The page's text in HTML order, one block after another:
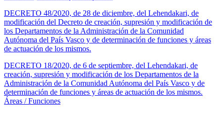
DECRETO 48/2020, de 28 de diciembre, del Lehendakari, de
modificación del Decreto de creación, supresión y modificación de
los Departamentos de la Administración de la Comunidad
Autónoma del País Vasco y de determinación de funciones y áreas
de actuación de los mismos.
DECRETO 18/2020, de 6 de septiembre, del Lehendakari, de
creación, supresión y modificación de los Departamentos de la
Administración de la Comunidad Autónoma del País Vasco y de
determinación de funciones y áreas de actuación de los mismos.
Áreas / Funciones